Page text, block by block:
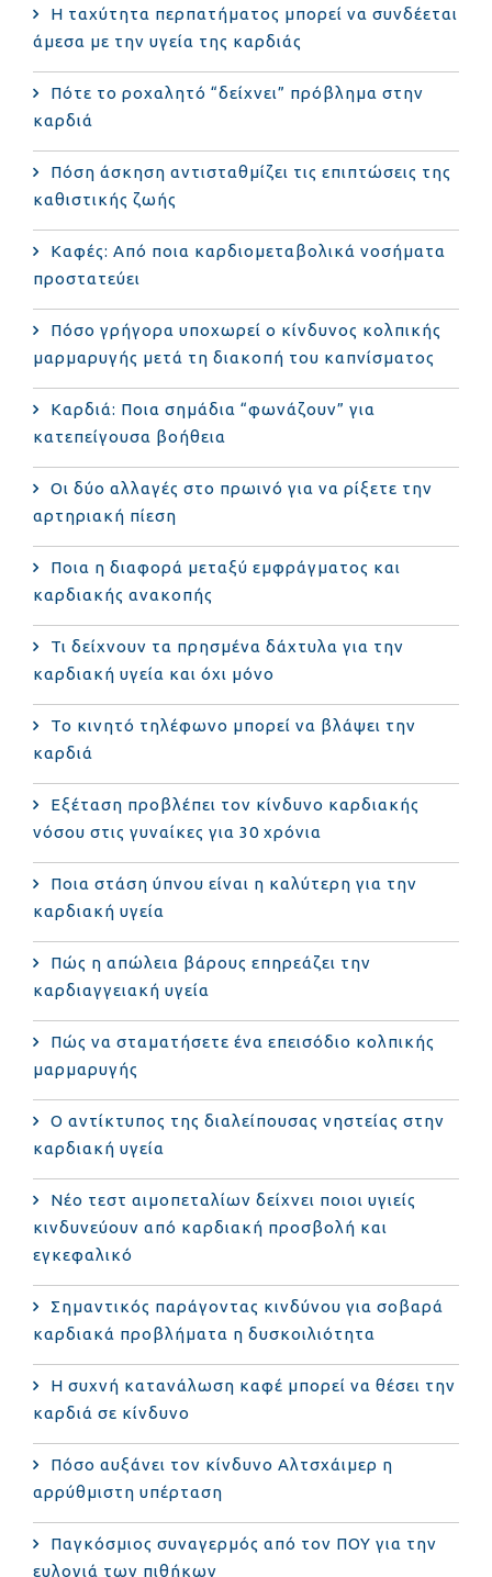
Η ταχύτητα περπατήματος μπορεί να συνδέεται
άμεσα με την υγεία της καρδιάς
Πότε το ροχαλητό “δείχνει” πρόβλημα στην
καρδιά
Πόση άσκηση αντισταθμίζει τις επιπτώσεις της
καθιστικής ζωής
Καφές: Από ποια καρδιομεταβολικά νοσήματα
προστατεύει
Πόσο γρήγορα υποχωρεί ο κίνδυνος κολπικής
μαρμαρυγής μετά τη διακοπή του καπνίσματος
Καρδιά: Ποια σημάδια “φωνάζουν” για
κατεπείγουσα βοήθεια
Οι δύο αλλαγές στο πρωινό για να ρίξετε την
αρτηριακή πίεση
Ποια η διαφορά μεταξύ εμφράγματος και
καρδιακής ανακοπής
Τι δείχνουν τα πρησμένα δάχτυλα για την
καρδιακή υγεία και όχι μόνο
Το κινητό τηλέφωνο μπορεί να βλάψει την
καρδιά
Eξέταση προβλέπει τον κίνδυνο καρδιακής
νόσου στις γυναίκες για 30 χρόνια
Ποια στάση ύπνου είναι η καλύτερη για την
καρδιακή υγεία
Πώς η απώλεια βάρους επηρεάζει την
καρδιαγγειακή υγεία
Πώς να σταματήσετε ένα επεισόδιο κολπικής
μαρμαρυγής
Ο αντίκτυπος της διαλείπουσας νηστείας στην
καρδιακή υγεία
Νέο τεστ αιμοπεταλίων δείχνει ποιοι υγιείς
κινδυνεύουν από καρδιακή προσβολή και
εγκεφαλικό
Σημαντικός παράγοντας κινδύνου για σοβαρά
καρδιακά προβλήματα η δυσκοιλιότητα
Η συχνή κατανάλωση καφέ μπορεί να θέσει την
καρδιά σε κίνδυνο
Πόσο αυξάνει τον κίνδυνο Αλτσχάιμερ η
αρρύθμιστη υπέρταση
Παγκόσμιος συναγερμός από τον ΠΟΥ για την
ευλογιά των πιθήκων